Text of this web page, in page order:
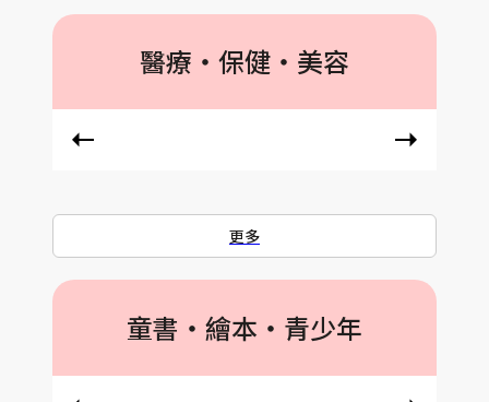
醫療‧保健‧美容
更多
童書‧繪本‧青少年